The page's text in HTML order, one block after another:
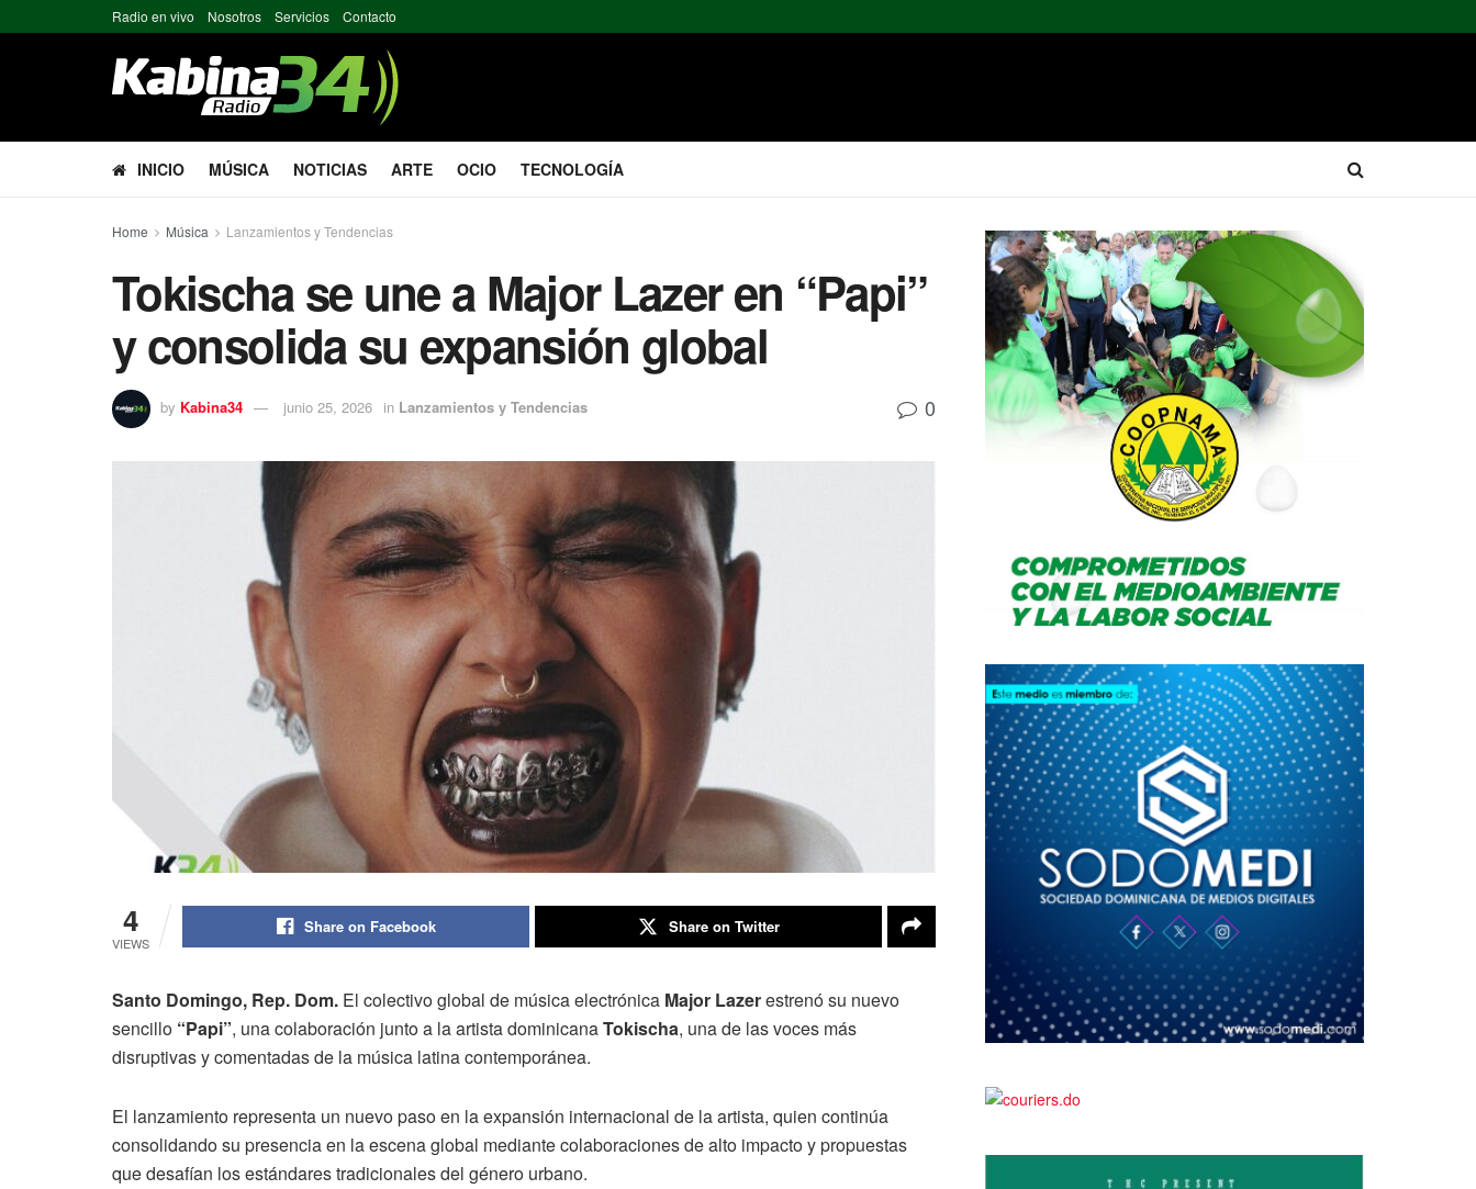
Radio en vivo Nosotros Servicios Contacto
INICIO MÚSICA NOTICIAS ARTE OCIO TECNOLOGÍA
Home Música Lanzamientos y Tendencias
Tokischa se une a Major Lazer en “Papi”
y consolida su expansión global
by Kabina34 junio 25, 2026 in Lanzamientos y Tendencias 0
4
VIEWS
Share on Facebook Share on Twitter
Santo Domingo, Rep. Dom. El colectivo global de música electrónica Major Lazerestrenó su nuevo
sencillo “Papi”, una colaboración junto a la artista dominicanaTokischa, una de las voces más
disruptivas y comentadas de la música latina contemporánea.
El lanzamiento representa un nuevo paso en la expansión internacional de la artista, quien continúa
consolidando su presencia en la escena global mediante colaboraciones de alto impacto y propuestas
que desafían los estándares tradicionales del género urbano.